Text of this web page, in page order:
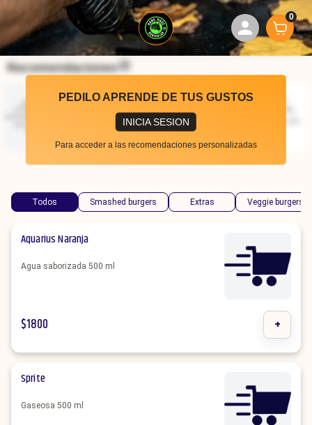
0
PEDILO APRENDE DE TUS GUSTOS
INICIA SESION
Para acceder a las recomendaciones personalizadas
Recomendaciones
BL Children
cheddar, papas
pequeñas, jugo cepita
BL Children
5400
Todos Smashed burgers Extras Veggie burgers
Aquarius Naranja
Agua saborizada 500 ml
$1800 +
Sprite
Gaseosa 500 ml